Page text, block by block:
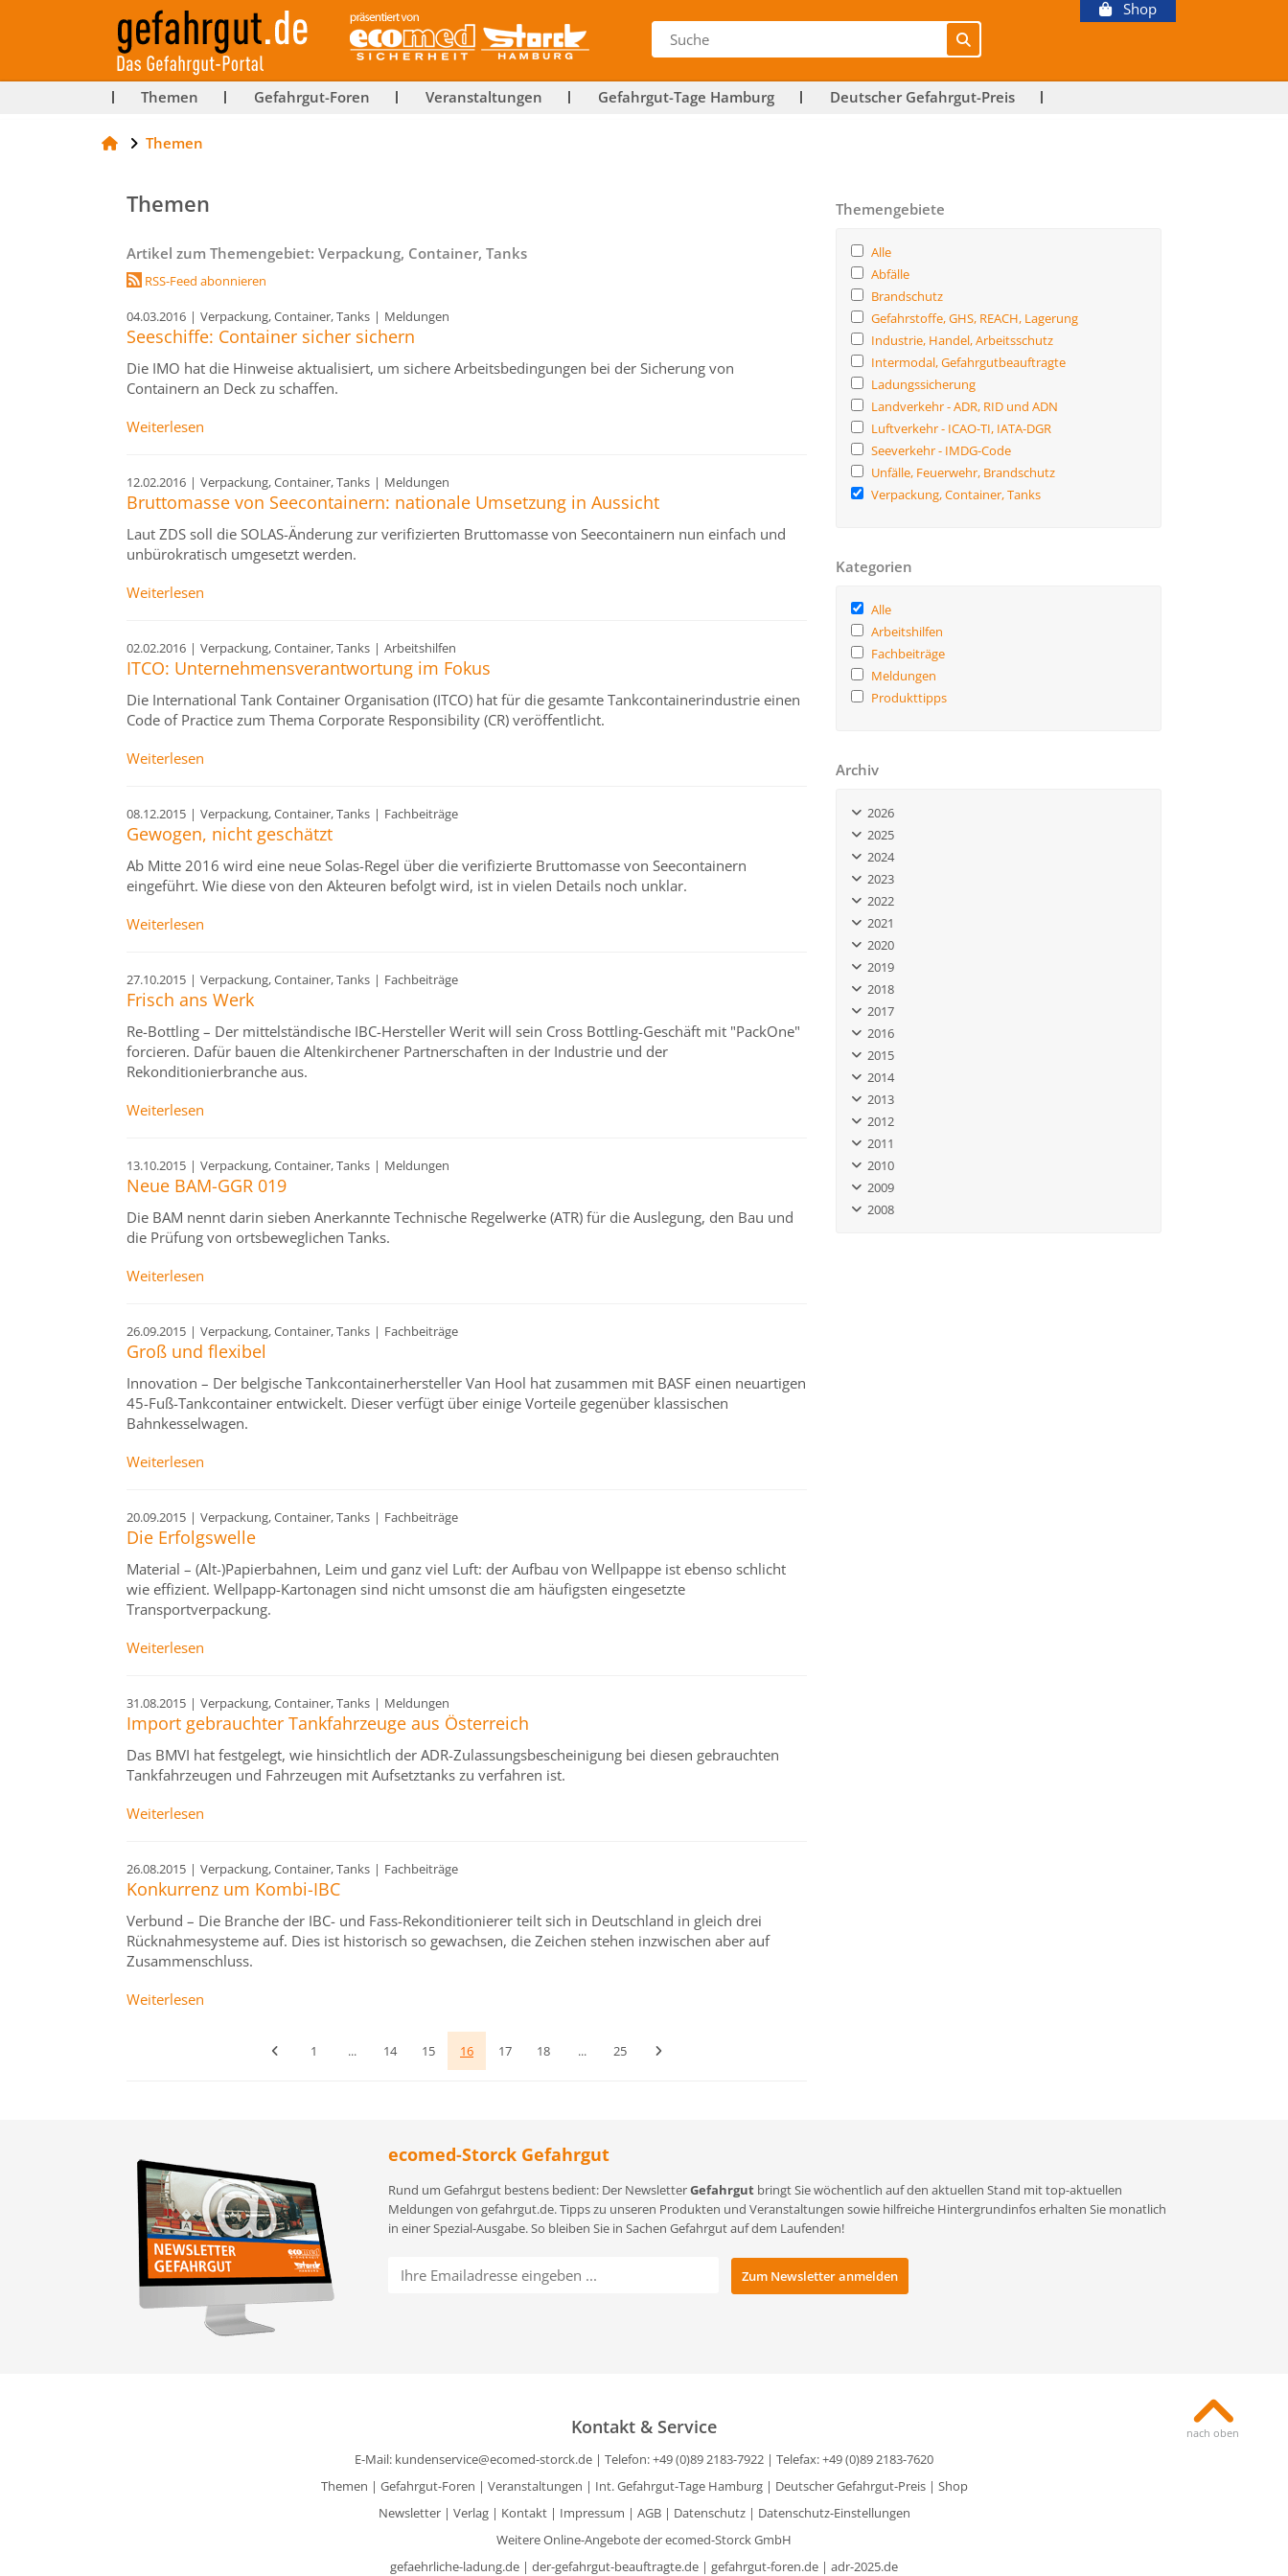
Shop
Themen Gefahrgut-Foren Veranstaltungen Gefahrgut-Tage Hamburg Deutscher Gefahrgut-Preis
Themen
Themen
Artikel zum Themengebiet: Verpackung, Container, Tanks
RSS-Feed abonnieren
04.03.2016 | Verpackung, Container, Tanks | Meldungen
Seeschiffe: Container sicher sichern
Die IMO hat die Hinweise aktualisiert, um sichere Arbeitsbedingungen bei der Sicherung von
Containern an Deck zu schaffen.
Weiterlesen
12.02.2016 | Verpackung, Container, Tanks | Meldungen
Bruttomasse von Seecontainern: nationale Umsetzung in Aussicht
Laut ZDS soll die SOLAS-Änderung zur verifizierten Bruttomasse von Seecontainern nun einfach und
unbürokratisch umgesetzt werden.
Weiterlesen
02.02.2016 | Verpackung, Container, Tanks | Arbeitshilfen
ITCO: Unternehmensverantwortung im Fokus
Die International Tank Container Organisation (ITCO) hat für die gesamte Tankcontainerindustrie einen
Code of Practice zum Thema Corporate Responsibility (CR) veröffentlicht.
Weiterlesen
08.12.2015 | Verpackung, Container, Tanks | Fachbeiträge
Gewogen, nicht geschätzt
Ab Mitte 2016 wird eine neue Solas-Regel über die verifizierte Bruttomasse von Seecontainern
eingeführt. Wie diese von den Akteuren befolgt wird, ist in vielen Details noch unklar.
Weiterlesen
27.10.2015 | Verpackung, Container, Tanks | Fachbeiträge
Frisch ans Werk
Re-Bottling – Der mittelständische IBC-Hersteller Werit will sein Cross Bottling-Geschäft mit "PackOne"
forcieren. Dafür bauen die Altenkirchener Partnerschaften in der Industrie und der
Rekonditionierbranche aus.
Weiterlesen
13.10.2015 | Verpackung, Container, Tanks | Meldungen
Neue BAM-GGR 019
Die BAM nennt darin sieben Anerkannte Technische Regelwerke (ATR) für die Auslegung, den Bau und
die Prüfung von ortsbeweglichen Tanks.
Weiterlesen
26.09.2015 | Verpackung, Container, Tanks | Fachbeiträge
Groß und flexibel
Innovation – Der belgische Tankcontainerhersteller Van Hool hat zusammen mit BASF einen neuartigen
45-Fuß-Tankcontainer entwickelt. Dieser verfügt über einige Vorteile gegenüber klassischen
Bahnkesselwagen.
Weiterlesen
20.09.2015 | Verpackung, Container, Tanks | Fachbeiträge
Die Erfolgswelle
Material – (Alt-)Papierbahnen, Leim und ganz viel Luft: der Aufbau von Wellpappe ist ebenso schlicht
wie effizient. Wellpapp-Kartonagen sind nicht umsonst die am häufigsten eingesetzte
Transportverpackung.
Weiterlesen
31.08.2015 | Verpackung, Container, Tanks | Meldungen
Import gebrauchter Tankfahrzeuge aus Österreich
Das BMVI hat festgelegt, wie hinsichtlich der ADR-Zulassungsbescheinigung bei diesen gebrauchten
Tankfahrzeugen und Fahrzeugen mit Aufsetztanks zu verfahren ist.
Weiterlesen
26.08.2015 | Verpackung, Container, Tanks | Fachbeiträge
Konkurrenz um Kombi-IBC
Verbund – Die Branche der IBC- und Fass-Rekonditionierer teilt sich in Deutschland in gleich drei
Rücknahmesysteme auf. Dies ist historisch so gewachsen, die Zeichen stehen inzwischen aber auf
Zusammenschluss.
Weiterlesen
1 ... 14 15 16 17 18 ... 25
Themengebiete
Alle
Abfälle
Brandschutz
Gefahrstoffe, GHS, REACH, Lagerung
Industrie, Handel, Arbeitsschutz
Intermodal, Gefahrgutbeauftragte
Ladungssicherung
Landverkehr - ADR, RID und ADN
Luftverkehr - ICAO-TI, IATA-DGR
Seeverkehr - IMDG-Code
Unfälle, Feuerwehr, Brandschutz
Verpackung, Container, Tanks
Kategorien
Alle
Arbeitshilfen
Fachbeiträge
Meldungen
Produkttipps
Archiv
2026
2025
2024
2023
2022
2021
2020
2019
2018
2017
2016
2015
2014
2013
2012
2011
2010
2009
2008
nach oben
ecomed-Storck Gefahrgut
Rund um Gefahrgut bestens bedient: Der NewsletterGefahrgut bringt Sie wöchentlich auf den aktuellen Stand mit top-aktuellen
Meldungen von gefahrgut.de. Tipps zu unseren Produkten und Veranstaltungen sowie hilfreiche Hintergrundinfos erhalten Sie monatlich
in einer Spezial-Ausgabe. So bleiben Sie in Sachen Gefahrgut auf dem Laufenden!
Kontakt & Service
E-Mail: kundenservice@ecomed-storck.de | Telefon: +49 (0)89 2183-7922 | Telefax: +49 (0)89 2183-7620
Themen | Gefahrgut-Foren | Veranstaltungen | Int. Gefahrgut-Tage Hamburg| Deutscher Gefahrgut-Preis| Shop
Newsletter| Verlag| Kontakt| Impressum | AGB| Datenschutz| Datenschutz-Einstellungen
Weitere Online-Angebote der ecomed-Storck GmbH
gefaehrliche-ladung.de | der-gefahrgut-beauftragte.de | gefahrgut-foren.de | adr-2025.de